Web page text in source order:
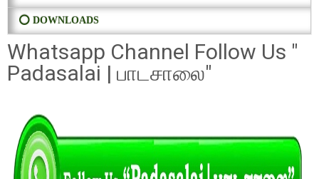
⭕ DOWNLOADS
Whatsapp Channel Follow Us "
Padasalai | பாடசாலை"